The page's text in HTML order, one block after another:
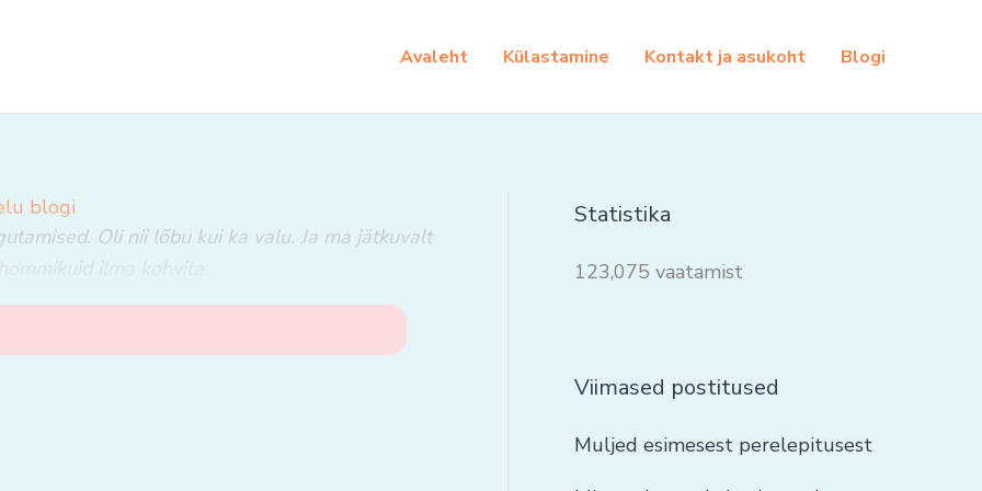
Avaleht Külastamine Kontakt ja asukoht Blogi
blogi
Oli nii lõbu kui ka valu. Ja ma jätkuvalt
Statistika
123,075 vaatamist
Viimased postitused
Muljed esimesest perelepitusest